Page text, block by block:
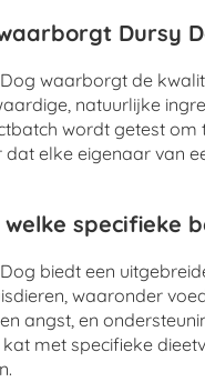
Dursy
waarborgt de
natuurlijke
wordt getest om
elke eigenaar van
specifieke
biedt een
waaronder
angst, en
met specifieke